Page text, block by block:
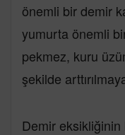
önemli bir demir
yumurta önemli
pekmez, kuru
şekilde
Demir eksikliğinin